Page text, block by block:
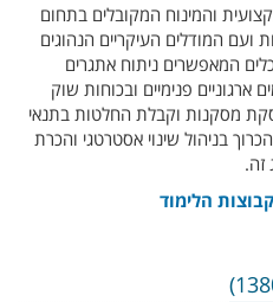
והמינוח המקובלים בתחום
ועם המודלים העיקריים הנהוגים
המאפשרים ניתוח אתגרים
פנימיים ובכוחות שוק
הסקת מסקנות וקבלת החלטות בתנאי
בניהול שינוי אסטרטגי והכרת
זה.
הלימוד